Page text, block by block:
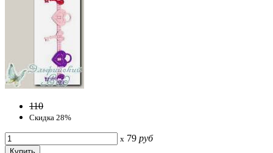
110
Скидка 28%
x 79 руб